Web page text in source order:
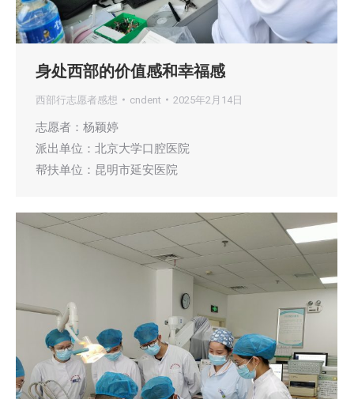
身处西部的价值感和幸福感
西部行志愿者感想 cndent 2025年2月14日
志愿者：杨颖婷
派出单位：北京大学口腔医院
帮扶单位：昆明市延安医院